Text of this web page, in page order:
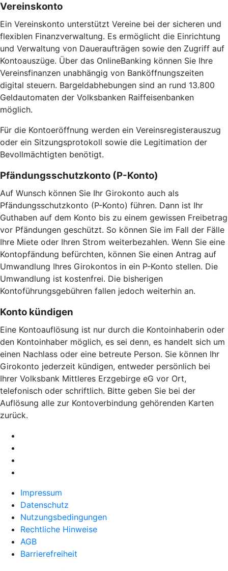
Vereinskonto
Ein Vereinskonto unterstützt Vereine bei der sicheren und
flexiblen Finanzverwaltung. Es ermöglicht die Einrichtung
und Verwaltung von Daueraufträgen sowie den Zugriff auf
Kontoauszüge. Über das OnlineBanking können Sie Ihre
Vereinsfinanzen unabhängig von Banköffnungszeiten
digital steuern. Bargeldabhebungen sind an rund 13.800
Geldautomaten der Volksbanken Raiffeisenbanken
möglich.
Für die Kontoeröffnung werden ein Vereinsregisterauszug
oder ein Sitzungsprotokoll sowie die Legitimation der
Bevollmächtigten benötigt.
Pfändungsschutzkonto (P-Konto)
Auf Wunsch können Sie Ihr Girokonto auch als
Pfändungsschutzkonto (P-Konto) führen. Dann ist Ihr
Guthaben auf dem Konto bis zu einem gewissen Freibetrag
vor Pfändungen geschützt. So können Sie im Fall der Fälle
Ihre Miete oder Ihren Strom weiterbezahlen. Wenn Sie eine
Kontopfändung befürchten, können Sie einen Antrag auf
Umwandlung Ihres Girokontos in ein P-Konto stellen. Die
Umwandlung ist kostenfrei. Die bisherigen
Kontoführungsgebühren fallen jedoch weiterhin an.
Konto kündigen
Eine Kontoauflösung ist nur durch die Kontoinhaberin oder
den Kontoinhaber möglich, es sei denn, es handelt sich um
einen Nachlass oder eine betreute Person. Sie können Ihr
Girokonto jederzeit kündigen, entweder persönlich bei
Ihrer Volksbank Mittleres Erzgebirge eG vor Ort,
telefonisch oder schriftlich. Bitte geben Sie bei der
Auflösung alle zur Kontoverbindung gehörenden Karten
zurück.
Impressum
Datenschutz
Nutzungsbedingungen
Rechtliche Hinweise
AGB
Barrierefreiheit